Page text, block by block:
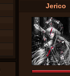
Jerico